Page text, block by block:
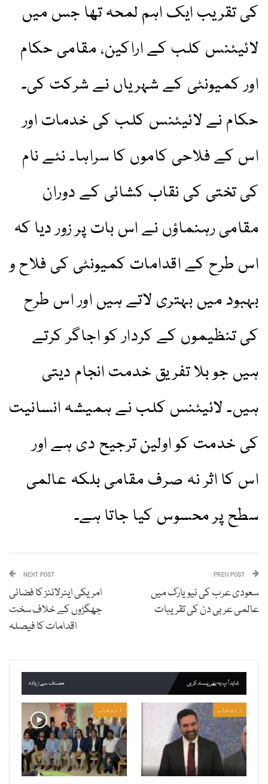
کی تقریب ایک اہم لمحہ تھا جس میں
لائیئنس کلب کے اراکین، مقامی حکام
اور کمیونٹی کے شہریاں نے شرکت کی۔
حکام نے لائیئنس کلب کی خدمات اور
اس کے فلاحی کاموں کا سراہا۔ نئے نام
کی تختی کی نقاب کشائی کے دوران
مقامی رہنماؤں نے اس بات پر زور دیا کہ
اس طرح کے اقدامات کمیونٹی کی فلاح و
بہبود میں بہتری لاتے ہیں اور اس طرح
کی تنظیموں کے کردار کو اجاگر کرتے
ہیں جو بلا تفریق خدمت انجام دیتی
ہیں۔ لائیئنس کلب نے ہمیشہ انسانیت
کی خدمت کو اولین ترجیح دی ہے اور
اس کا اثر نہ صرف مقامی بلکہ عالمی
سطح پر محسوس کیا جاتا ہے۔
سعودی عرب کی نیویارک میں
عالمی عربی دن کی تقریبات
NEXT POST
امریکی ایئرلائنز کا فضائی
جھگڑوں کے خلاف سخت
اقدامات کا فیصلہ
شاید آپ یہ بھی پسند کریں مصنف سے زیادہ
انتخاب انتخاب